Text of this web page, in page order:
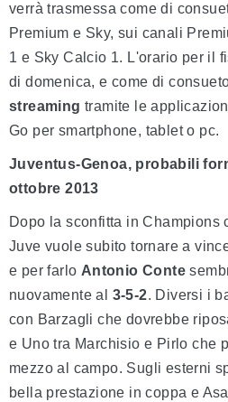
verrà trasmessa come di
Premium e Sky, sui canali
1 e Sky Calcio 1. L'orario per il
di domenica, e come di
streaming tramite le
Go per smartphone, tablet o pc.
Juventus-Genoa, probabili
ottobre 2013
Dopo la sconfitta in Champions
Juve vuole subito tornare a
e per farlo Antonio Conte
nuovamente al 3-5-2. Diversi i
con Barzagli che dovrebbe
e Uno tra Marchisio e Pirlo che
mezzo al campo. Sugli esterni
bella prestazione in coppa e